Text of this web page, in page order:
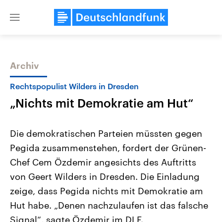
Close
Themen
Landtagswahl Sachsen-Anhalt
2026
Alle Informationen
Sachsen-Anhalt wählt am 6.
September 2026 einen neuen
Landtag. Seit 2021 wird das
Bundesland von einer Koalition aus
USA
Aktuelle Beiträge,
Hintergründe
Wirtschaftlich und
gehören die Vereinigten
mit großem Einfluss auf
Archiv
Rechtspopulist Wilders in Dresden
„Nichts mit Demokratie am Hut“
Die demokratischen Parteien müssten gegen
Pegida zusammenstehen, fordert der Grünen-
Chef Cem Özdemir angesichts des Auftritts
von Geert Wilders in Dresden. Die Einladung
zeige, dass Pegida nichts mit Demokratie am
Hut habe. „Denen nachzulaufen ist das falsche
Signal“, sagte Özdemir im DLF.